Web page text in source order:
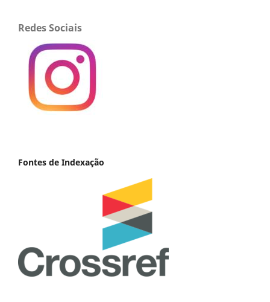
Redes Sociais
Fontes de Indexação